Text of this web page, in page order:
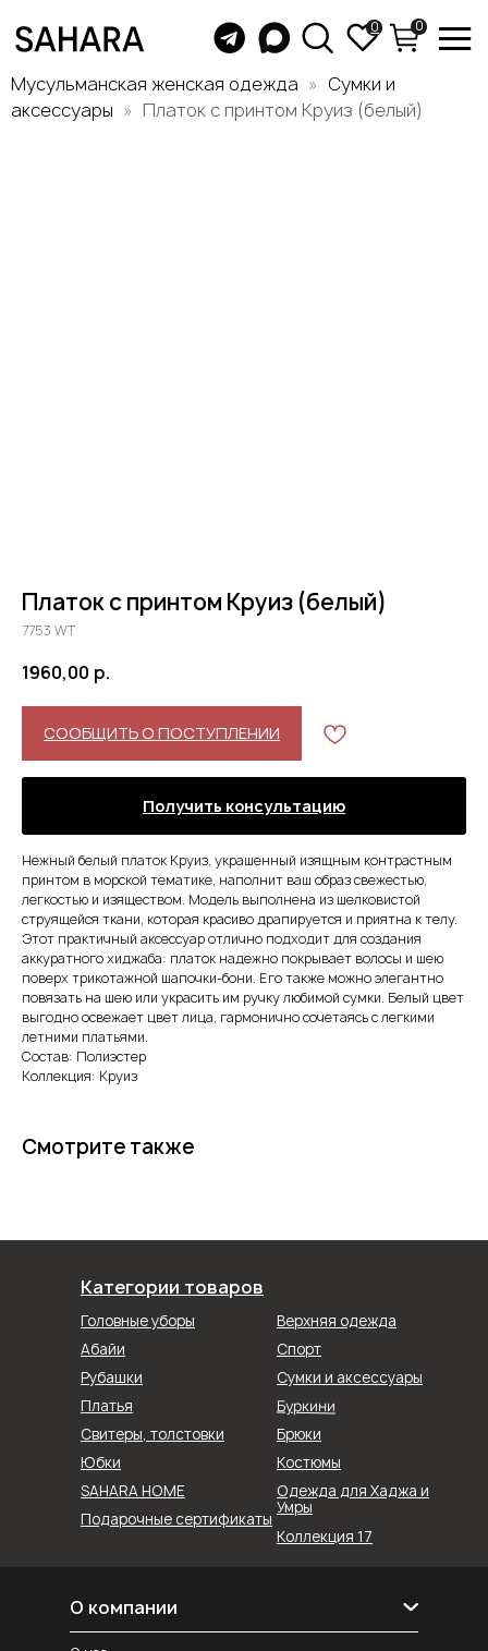
0
Мусульманская женская одежда
Сумки и
аксессуары
Платок с принтом Круиз (белый)
Платок с принтом Круиз (белый)
7753 WT
1960,00 р.
СООБЩИТЬ О ПОСТУПЛЕНИИ
Получить консультацию
Нежный белый платок Круиз, украшенный изящным контрастным
принтом в морской тематике, наполнит ваш образ свежестью,
легкостью и изяществом. Модель выполнена из шелковистой
струящейся ткани, которая красиво драпируется и приятна к телу.
Этот практичный аксессуар отлично подходит для создания
аккуратного хиджаба: платок надежно покрывает волосы и шею
поверх трикотажной шапочки-бони. Его также можно элегантно
повязать на шею или украсить им ручку любимой сумки. Белый цвет
выгодно освежает цвет лица, гармонично сочетаясь с легкими
летними платьями.
Состав: Полиэстер
Коллекция: Круиз
Смотрите также
Категории товаров
Головные уборы
Абайи
Рубашки
Коллекция 17
Спорт
Верхняя одежда
Сумки и аксессуары
Юбки
Брюки
SAHARA HOME
Платья
Свитеры, толстовки
Буркини
Костюмы
Подарочные сертификаты
Одежда для Хаджа и
Умры
О компании